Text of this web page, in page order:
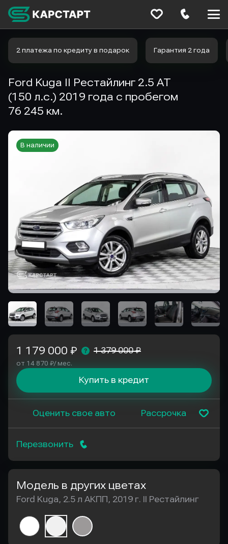
2 платежа по кредиту в подарок Гарантия 2 года
Ford Kuga II Рестайлинг 2.5 AT
(150 л.с.) 2019 года с пробегом
76 245 км.
В наличии
1 179 000 ₽ 1 379 000 ₽
от 14 870 ₽/ мес.
Купить в кредит
Оценить свое авто Рассрочка
Перезвонить
Модель в других цветах
Ford Kuga, 2.5 л АКПП, 2019 г. II Рестайлинг